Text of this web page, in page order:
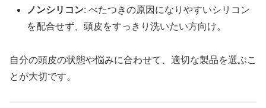
ノンシリコン: べたつきの原因になりやすいシリコン
を配合せず、頭皮をすっきり洗いたい方向け。
自分の頭皮の状態や悩みに合わせて、適切な製品を選ぶこ
とが大切です。